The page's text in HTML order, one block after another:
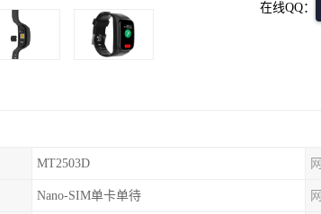
在线QQ：
MT2503D
Nano-SIM单卡单待